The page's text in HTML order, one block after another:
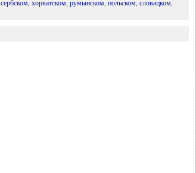
сербском, хорватском, румынском, польском, словацком,